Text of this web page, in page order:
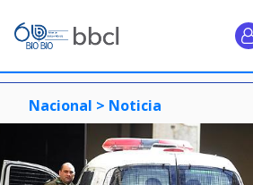
Nacional > Noticia